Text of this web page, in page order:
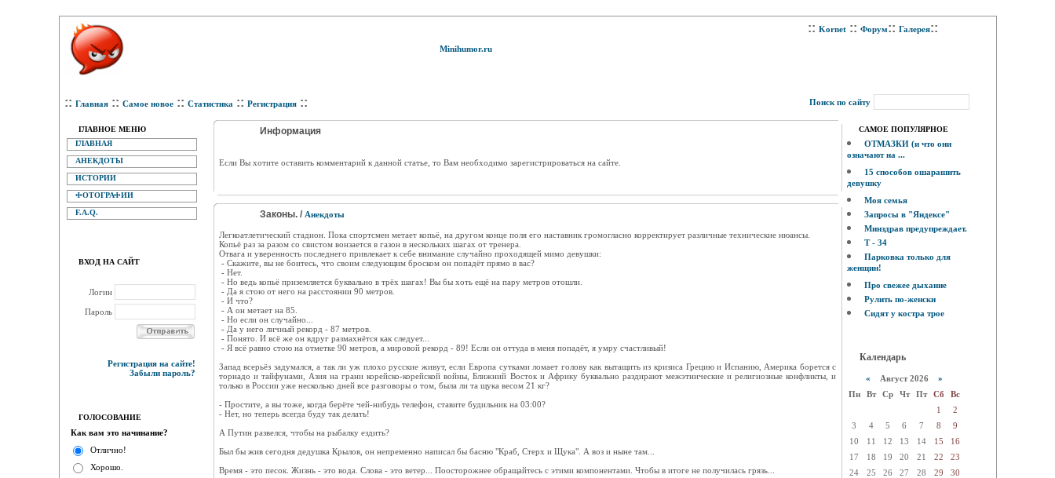
Minihumor.ru
:: Kornet :: Форум:: Галерея::
:: Главная :: Самое новое :: Статистика :: Регистрация :: Поиск по сайту
ГЛАВНОЕ МЕНЮ
ГЛАВНАЯ
АНЕКДОТЫ
ИСТОРИИ
ФОТОГРАФИИ
F.A.Q.
ВХОД НА САЙТ
Логин
Пароль
Регистрация на сайте!
Забыли пароль?
ГОЛОСОВАНИЕ
Как вам это начинание?
Отлично!
Хорошо.
Информация
Eсли Вы хотите оставить комментарий к данной статье, то Вам необходимо зарегистрироваться на сайте.
Законы. / Анекдоты
Легкоатлетический стадион. Пока спортсмен метает копьё, на другом конце поля его наставник громогласно корректирует различные технические нюансы.
Копьё раз за разом со свистом вонзается в газон в нескольких шагах от тренера.
Отвага и уверенность последнего привлекает к себе внимание случайно проходящей мимо девушки:
- Скажите, вы не боитесь, что своим следующим броском он попадёт прямо в вас?
- Нет.
- Но ведь копьё приземляется буквально в трёх шагах! Вы бы хоть ещё на пару метров отошли.
- Да я стою от него на расстоянии 90 метров.
- И что?
- А он метает на 85.
- Но если он случайно...
- Да у него личный рекорд - 87 метров.
- Понято. И всё же он вдруг размахнётся как следует...
- Я всё равно стою на отметке 90 метров, а мировой рекорд - 89! Если он оттуда в меня попадёт, я умру счастливый!
Запад всерьёз задумался, а так ли уж плохо русские живут, если Европа сутками ломает голову как вытащить из кризиса Грецию и Испанию, Америка борется с
торнадо и тайфунами, Азия на грани корейско-корейской войны, Ближний Восток и Африку буквально раздирают межэтнические и религиозные конфликты, и
только в России уже несколько дней все разговоры о том, была ли та щука весом 21 кг?
- Простите, а вы тоже, когда берёте чей-нибудь телефон, ставите будильник на 03:00?
- Нет, но теперь всегда буду так делать!
А Путин развелся, чтобы на рыбалку ездить?
Был бы жив сегодня дедушка Крылов, он непременно написал бы басню "Краб, Стерх и Щука". А воз и ныне там...
Время - это песок. Жизнь - это вода. Слова - это ветер... Поосторожнее обращайтесь с этими компонентами. Чтобы в итоге не получилась грязь...
САМОЕ ПОПУЛЯРНОЕ
ОТМАЗКИ (и что они
означают на ...
15 способов ошарашить
девушку
Моя семья
Запросы в "Яндексе"
Минздрав предупреждает.
Т - 34
Парковка только для
женщин!
Про свежее дыхание
Рулить по-женски
Сидят у костра трое
Календарь
« Август 2026 »
Пн
Вт Ср Чт Пт Сб
Вс
1
2
3
4 5 6 7 8
9
10
11 12 13 14 15
16
17
18 19 20 21 22
23
24
25 26 27 28 29
30